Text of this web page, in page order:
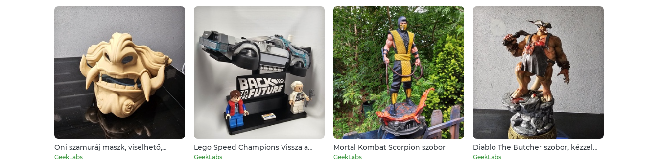
Oni szamuráj maszk, viselhető,
cosplay, szilveszterre, bulizáshoz
GeekLabs
Lego Speed Champions Vissza a
jövőbe DeLorean tartó, talp
GeekLabs
Mortal Kombat Scorpion szobor
GeekLabs
Diablo The Butcher szobor, kézzel
festve
GeekLabs